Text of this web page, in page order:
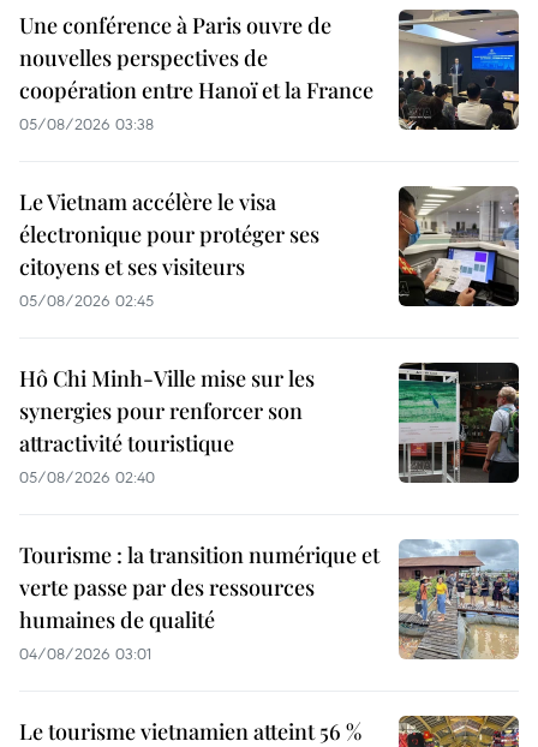
Une conférence à Paris ouvre de
nouvelles perspectives de
coopération entre Hanoï et la France
05/08/2026 03:38
Le Vietnam accélère le visa
électronique pour protéger ses
citoyens et ses visiteurs
05/08/2026 02:45
Hô Chi Minh-Ville mise sur les
synergies pour renforcer son
attractivité touristique
05/08/2026 02:40
Tourisme : la transition numérique et
verte passe par des ressources
humaines de qualité
04/08/2026 03:01
Le tourisme vietnamien atteint 56 %